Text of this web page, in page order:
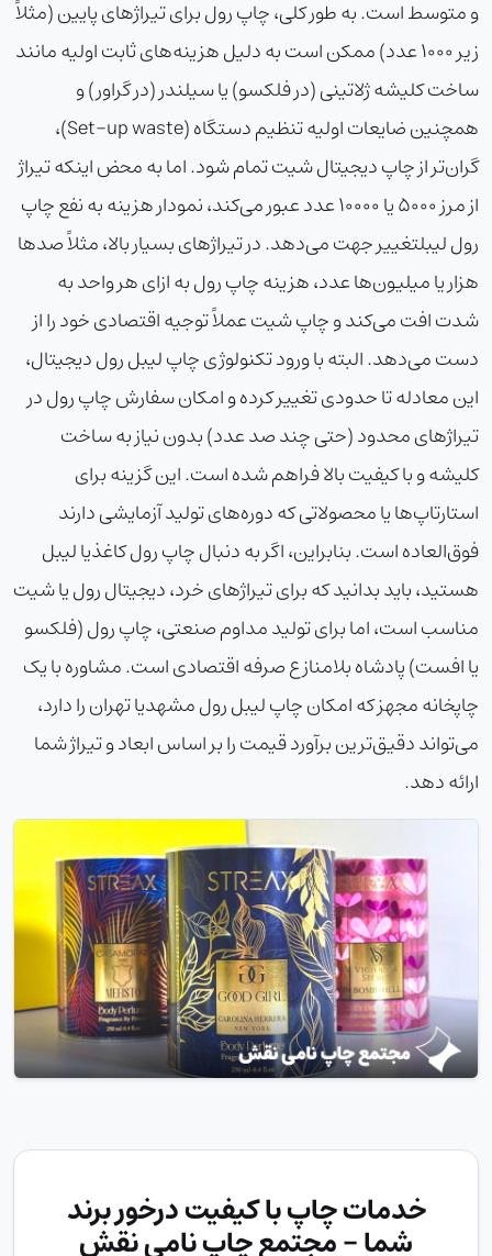
و متوسط است. به طور کلی، چاپ رول برای تیراژهای پایین (مثلاً
زیر ۱۰۰۰ عدد) ممکن است به دلیل هزینه‌های ثابت اولیه مانند
ساخت کلیشه ژلاتینی (در فلکسو) یا سیلندر (در گراور) و
همچنین ضایعات اولیه تنظیم دستگاه (Set-up waste)،
گران‌تر از چاپ دیجیتال شیت تمام شود. اما به محض اینکه تیراژ
از مرز ۵۰۰۰ یا ۱۰۰۰۰ عدد عبور می‌کند، نمودار هزینه به نفع
چاپ
رول لیبلتغییر جهت می‌دهد. در تیراژهای بسیار بالا، مثلاً صدها
هزار یا میلیون‌ها عدد، هزینه چاپ رول به ازای هر واحد به
شدت افت می‌کند و چاپ شیت عملاً توجیه اقتصادی خود را از
دست می‌دهد. البته با ورود تکنولوژیچاپ لیبل رول دیجیتال،
این معادله تا حدودی تغییر کرده و امکان سفارش چاپ رول در
تیراژهای محدود (حتی چند صد عدد) بدون نیاز به ساخت
کلیشه و با کیفیت بالا فراهم شده است. این گزینه برای
استارتاپ‌ها یا محصولاتی که دوره‌های تولید آزمایشی دارند
فوق‌العاده است. بنابراین، اگر به دنبالچاپ رول کاغذیا لیبل
هستید، باید بدانید که برای تیراژهای خرد، دیجیتال رول یا شیت
مناسب است، اما برای تولید مداوم صنعتی، چاپ رول (فلکسو
یا افست) پادشاه بلامنازع صرفه اقتصادی است. مشاوره با یک
چاپخانه مجهز که امکانچاپ لیبل رول مشهدیا تهران را دارد،
می‌تواند دقیق‌ترین برآورد قیمت را بر اساس ابعاد و تیراژ شما
ارائه دهد.
خدمات چاپ با کیفیت درخور برند
شما - مجتمع چاپ نامی نقش